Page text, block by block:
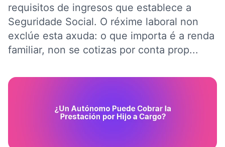
requisitos de ingresos que establece a
Seguridade Social. O réxime laboral non
exclúe esta axuda: o que importa é a renda
familiar, non se cotizas por conta prop...